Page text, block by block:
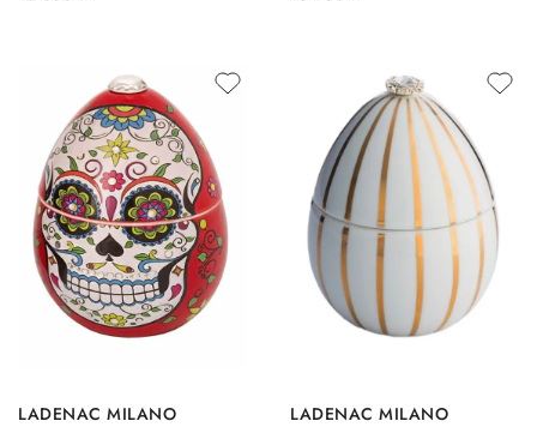
LADENAC MILANO LADENAC MILANO